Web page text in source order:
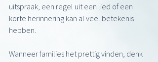
uitspraak, een regel uit een lied of een
korte herinnering kan al veel betekenis
hebben.
Wanneer families het prettig vinden, denk